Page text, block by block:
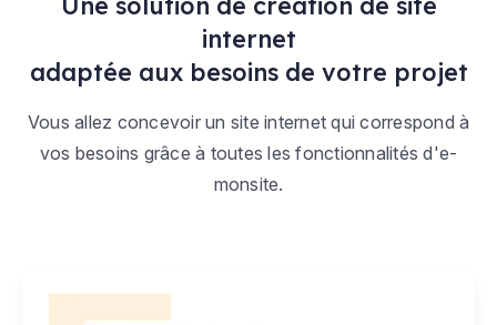
internet
adaptée aux besoins de votre projet
Vous allez concevoir un site internet qui correspond à
vos besoins grâce à toutes les fonctionnalités d'e-
monsite.